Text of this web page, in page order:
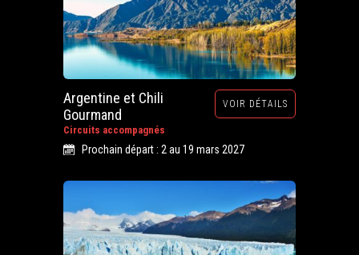
Argentine et Chili
Gourmand
Circuits accompagnés
VOIR DÉTAILS
Prochain départ : 2 au 19 mars 2027